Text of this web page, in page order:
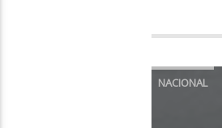
NACIONAL